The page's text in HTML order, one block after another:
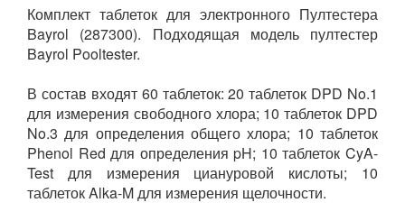
Комплект таблеток для электронного Пултестера
Bayrol (287300). Подходящая модель пултестер
Bayrol Pooltester.
В состав входят 60 таблеток: 20 таблеток DPD No.1
для измерения свободного хлора; 10 таблеток DPD
No.3 для определения общего хлора; 10 таблеток
Phenol Red для определения pH; 10 таблеток CyA-
Test для измерения циануровой кислоты; 10
таблеток Alka-M для измерения щелочности.